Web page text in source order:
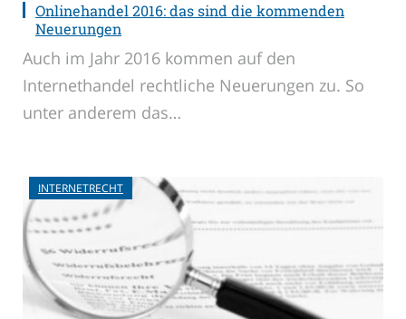
Onlinehandel 2016: das sind die kommenden
Neuerungen
Auch im Jahr 2016 kommen auf den
Internethandel rechtliche Neuerungen zu. So
unter anderem das…
INTERNETRECHT